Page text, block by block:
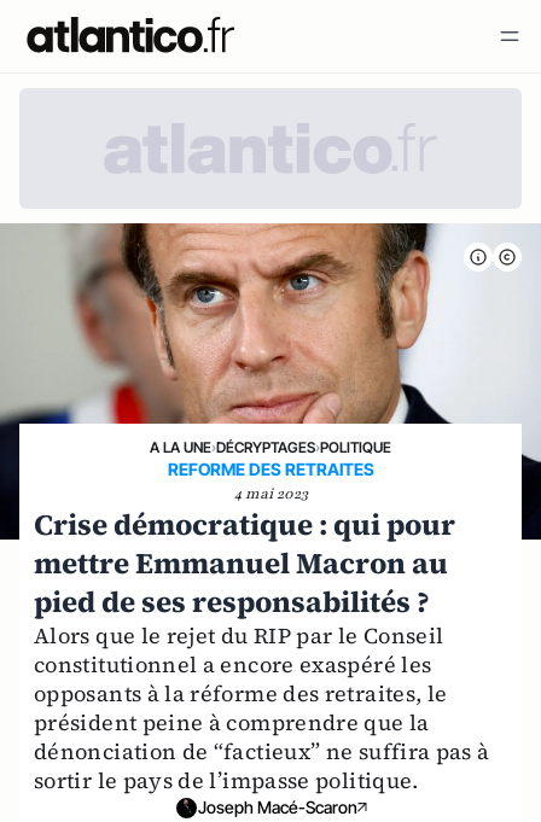
A LA UNE›DÉCRYPTAGES›POLITIQUE
REFORME DES RETRAITES
4 mai 2023
Crise démocratique : qui pour
mettre Emmanuel Macron au
pied de ses responsabilités ?
Alors que le rejet du RIP par le Conseil
constitutionnel a encore exaspéré les
opposants à la réforme des retraites, le
président peine à comprendre que la
dénonciation de “factieux” ne suffira pas à
sortir le pays de l’impasse politique.
Joseph Macé-Scaron